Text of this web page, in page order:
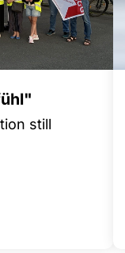
still